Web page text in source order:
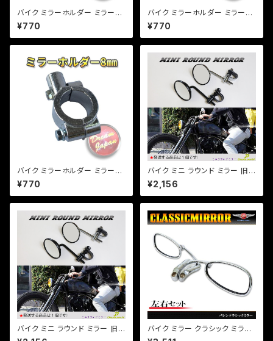
バイク ミラーホルダー ミラーク
ランプ マウント 10mm正ネジ
用/22.2mmハンドル/シルバー/
エストレア/SR/TW 【クリックポ
¥770
バイク ミラーホルダー ミラーク
ランプ マウント 10mm正ネジ
用/22.2mmハンドル/ブラック/
エストレア/SR/ 【クリックポス
¥770
バイク ミラーホルダー ミラーク
ランプ マウント 8mm正ネジ用/
22.2mmハンドル/シルバー/エ
ストレア/SR/TW/【クリックポス
¥770
バイク ミニ ラウンド ミラー 旧
車 直径80mm ヴィンテージタ
イプ 片側 1本 ホンダ カワサキ
SR TW FTR【シルバー】
¥2,156
バイク ミニ ラウンド ミラー 旧
車 直径80mm ヴィンテージタ
バイク ミラー クラシック ミラー/
メッキ/純正形状/ハーレー/アメ